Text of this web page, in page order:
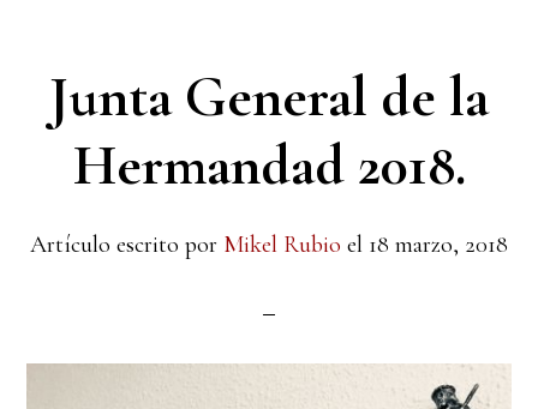
Junta General de la
Hermandad 2018.
Artículo escrito por Mikel Rubio el 18 marzo, 2018